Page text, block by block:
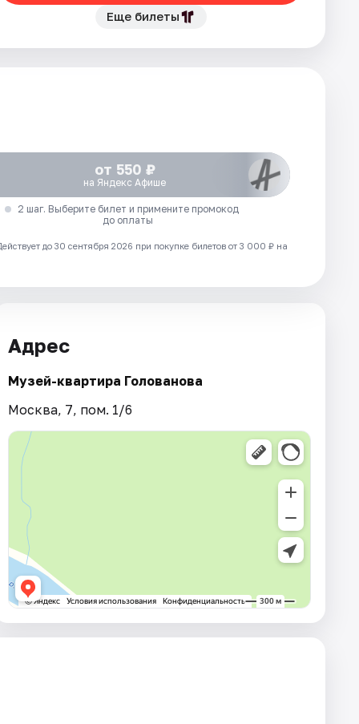
Еще билеты
от 550 ₽
на Яндекс Афише
2 шаг. Выберите билет и примените промокод
до оплаты
до 30 сентября 2026 при покупке билетов от 3 000 ₽ на
Адрес
Музей-квартира Голованова
Москва, 7, пом. 1/6